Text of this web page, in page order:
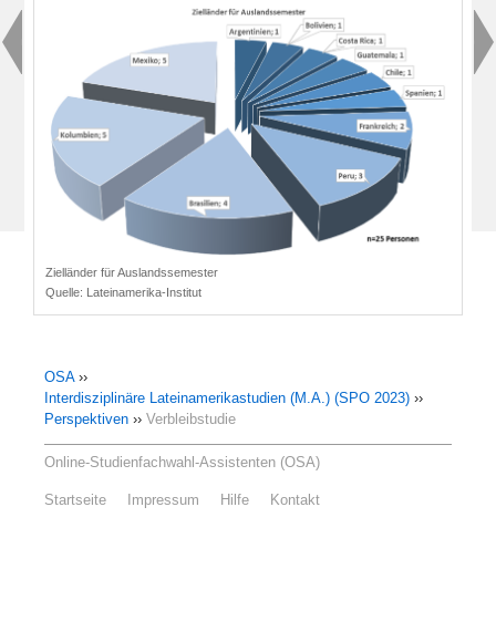
Zielländer für Auslandssemester
Quelle: Lateinamerika-Institut
OSA››
Interdisziplinäre Lateinamerikastudien (M.A.) (SPO 2023) ››
Perspektiven ›› Verbleibstudie
Online-Studienfachwahl-Assistenten (OSA)
Startseite Impressum Hilfe Kontakt